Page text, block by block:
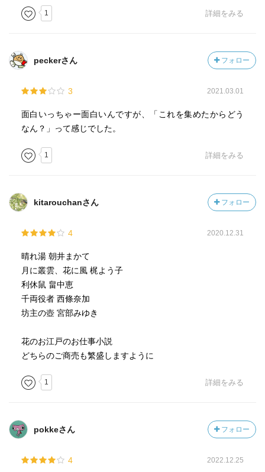
その上に、湯屋で、守り刀の怖い噂話に、余計、怖さを募
らせるのだが、・・・・
と、守り刀は、持ち主を守る役目と、・・・・
身寄りの少ない兄妹に、話相手になってくれるご隠居さん
初め、着物の色の話かと、思っていたのだが、作者を見れ
これは、付喪神の話と、直ぐに理解。
古道具損料屋『出雲屋』を経営する清二とお紅。
清二が、商売の常連さんの遊女から、困っている武士の勝
三郎を紹介されるのだが、養子に行く先から預かった鼠の
い・・・と言う難題を持ちこまれてしまう。
縁組の相手の娘は、元の許嫁を見て、自分に見向きもしな
いし、兄は、弟の禄の高い縁組に嫉妬しており、父親は、
勝手に縁組先を決めてしまうという、理不尽さに、どうと
でもしてくれ・・・と言う気持ちになっていたのだが、清
二は、助言をする。
この時代に、男性で、武士が、このような言葉を使用しな
かったのだろうから、効果覿面かもしれない。
「千両役者」 西條奈加
料理屋の「鱗や」は、再建に乗り出した若旦那の八十八朗
母と娘は、着道楽に芝居にうつつを抜かしているのだが、
その芝居の人役者の会食を この鱗やお店で、取り持って
そんな中、落花生アレルギーの事件が起こるのだ
1 詳細をみる
peckerさん フォロー
3 2021.03.01
面白いっちゃー面白いんですが、「これを集めたからどう
なん？」って感じでした。
1 詳細をみる
kitarouchanさん フォロー
4 2020.12.31
晴れ湯 朝井まかて
月に叢雲、花に風 梶よう子
利休鼠 畠中恵
千両役者 西條奈加
坊主の壺 宮部みゆき
花のお江戸のお仕事小説
どちらのご商売も繁盛しますように
1 詳細をみる
pokkeさん フォロー
4 2022.12.25